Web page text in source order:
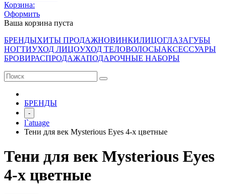
Корзина:
Оформить
Ваша корзина пуста
БРЕНДЫХИТЫ ПРОДАЖНОВИНКИЛИЦОГЛАЗАГУБЫ
НОГТИУХОД ЛИЦОУХОД ТЕЛОВОЛОСЫАКСЕССУАРЫ
БРОВИРАСПРОДАЖАПОДАРОЧНЫЕ НАБОРЫ
БРЕНДЫ
-
l`atuage
Тени для век Mysterious Eyes 4-х цветные
Тени для век Mysterious Eyes
4-х цветные